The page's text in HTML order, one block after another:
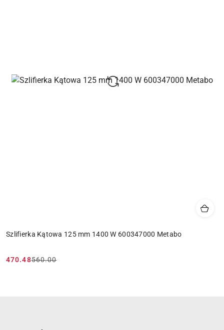
Szlifierka Kątowa 125 mm 1400 W 600347000 Metabo
Cena
470.48
Cena
560.00